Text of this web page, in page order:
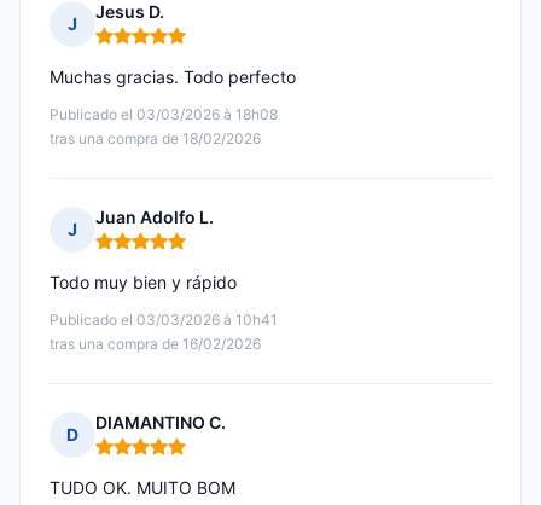
J
Jesus D.
Nota: 5 de 5
Publicado el 03/03/2026 à 18h08
tras una compra de 18/02/2026
Muchas gracias. Todo perfecto
J
Juan Adolfo L.
Nota: 5 de 5
Publicado el 03/03/2026 à 10h41
tras una compra de 16/02/2026
Todo muy bien y rápido
D
DIAMANTINO C.
Nota: 5 de 5
TUDO OK. MUITO BOM